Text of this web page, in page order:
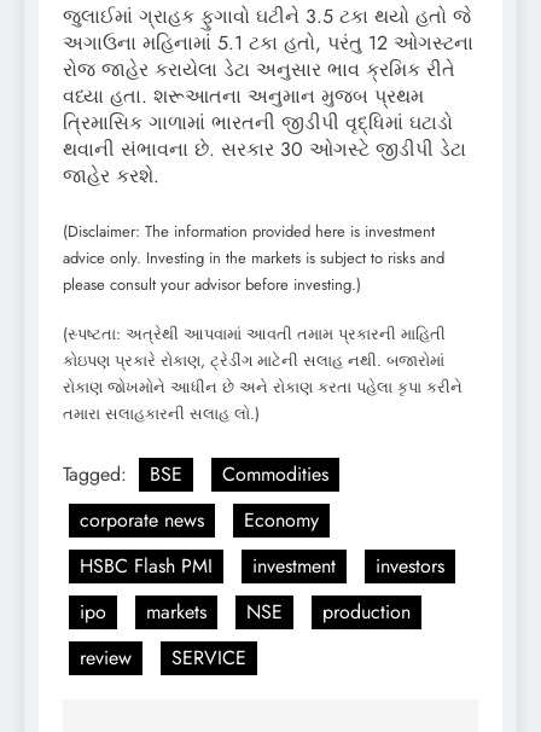
જુલાઈમાં ગ્રાહક ફુગાવો ઘટીને 3.5 ટકા થયો હતો જે
અગાઉના મહિનામાં 5.1 ટકા હતો, પરંતુ 12 ઓગસ્ટના
રોજ જાહેર કરાયેલા ડેટા અનુસાર ભાવ ક્રમિક રીતે
વધ્યા હતા. શરૂઆતના અનુમાન મુજબ પ્રથમ
ત્રિમાસિક ગાળામાં ભારતની જીડીપી વૃદ્ધિમાં ઘટાડો
થવાની સંભાવના છે. સરકાર 30 ઓગસ્ટે જીડીપી ડેટા
જાહેર કરશે.
(Disclaimer: The information provided here is investment
advice only. Investing in the markets is subject to risks and
please consult your advisor before investing.)
(સ્પષ્ટતા: અત્રેથી આપવામાં આવતી તમામ પ્રકારની માહિતી
કોઇપણ પ્રકારે રોકાણ, ટ્રેડીંગ માટેની સલાહ નથી. બજારોમાં
રોકાણ જોખમોને આધીન છે અને રોકાણ કરતા પહેલા કૃપા કરીને
તમારા સલાહકારની સલાહ લો.)
Tagged: BSE
Commodities
corporate news
Economy
HSBC Flash PMI
investment
investors
ipo
markets NSE
production
review
SERVICE